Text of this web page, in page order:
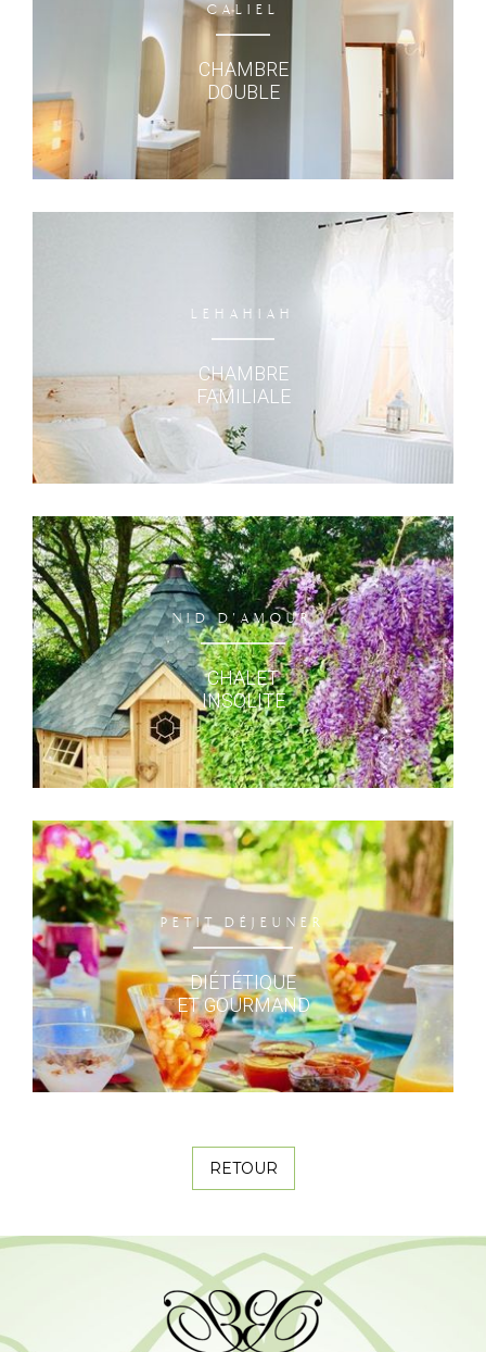
CALIEL
CHAMBRE
DOUBLE
LEHAHIAH
CHAMBRE
FAMILIALE
NID D'AMOUR
CHALET
INSOLITE
PETIT DÉJEUNER
DIÉTÉTIQUE
ET GOURMAND
RETOUR